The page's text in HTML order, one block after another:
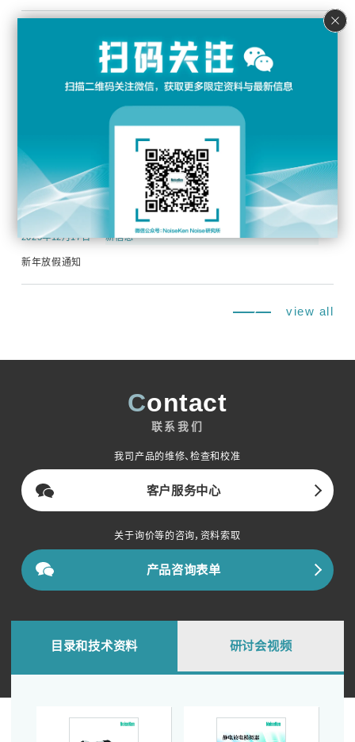
参加 Techno Frontier 2026 第 39 届 EMC/噪声整改技术展览会
2026年4月20日 新信息
黄金周休假通知
2025年12月17日 新信息
新年放假通知
view all
Contact
联系我们
我司产品的维修、检查和校准
客户服务中心
关于询价等的咨询，资料索取
产品咨询表单
目录和技术资料 研讨会视频